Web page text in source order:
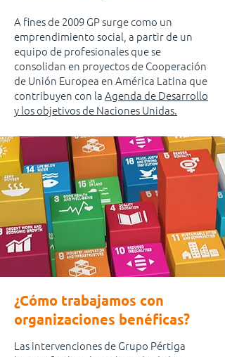
A fines de 2009 GP surge como un
emprendimiento social, a partir de un
equipo de profesionales que se
consolidan en proyectos de Cooperación
de Unión Europea en América Latina que
contribuyen con laAgenda de Desarrollo
y los objetivos de Naciones Unidas.
¿Cómo trabajamos con
organizaciones benéficas?
Las intervenciones de Grupo Pértiga